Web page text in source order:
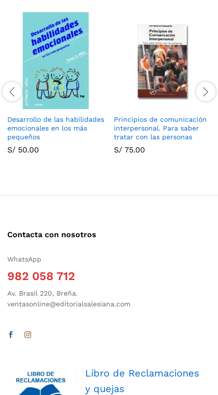
Desarrollo de las habilidades
emocionales en los más
pequeños
S/ 50.00
Principios de comunicación
interpersonal. Para saber
tratar con las personas
S/ 75.00
Contacta con nosotros
WhatsApp
982 058 712
Av. Brasil 220, Breña.
ventasonline@editorialsalesiana.com
Libro de Reclamaciones
y quejas